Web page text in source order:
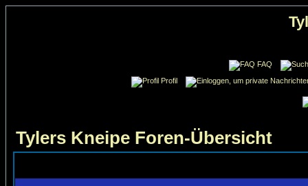
FAQ
Profil
Tylers Kneipe Foren-Übersicht